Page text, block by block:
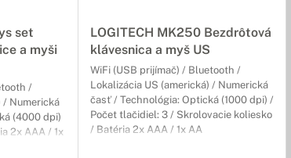
set
a myši
/
/ Numerická
(4000 dpi)
2x AAA / 1x
LOGITECH MK250 Bezdrôtová
klávesnica a myš US
WiFi (USB prijímač) / Bluetooth /
Lokalizácia US (americká) / Numerická
časť / Technológia: Optická (1000 dpi) /
Počet tlačidiel: 3 / Skrolovacie koliesko
/ Batéria 2x AAA / 1x AA